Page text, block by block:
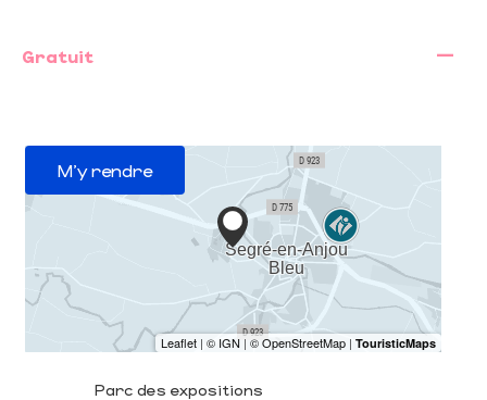
Gratuit —
M'y rendre
Parc des expositions